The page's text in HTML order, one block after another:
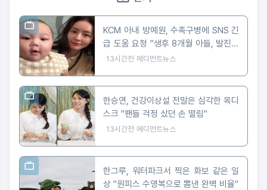
KCM 아내 방예원, 수족구병에 SNS 긴
급 도움 요청 "생후 8개월 아들, 발진에
마음 아파"
13시간전 메디먼트뉴스
한승연, 건강이상설 전말은 심각한 목디
스크 "팬들 걱정 샀던 손 떨림"
13시간전 메디먼트뉴스
한그루, 워터파크서 찍은 화보 같은 일
상 "원피스 수영복으로 뽐낸 완벽 비율"